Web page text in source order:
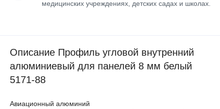
медицинских учреждениях, детских садах и школах.
Описание Профиль угловой внутренний
алюминиевый для панелей 8 мм белый
5171-88
Авиационный алюминий